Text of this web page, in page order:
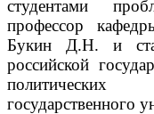
студентами
профессор
Букин Д.Н. и
российской
государственного